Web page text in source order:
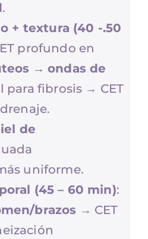
.
+ textura (40 -.50
profundo en
→ondas de
para fibrosis → CET
de
uniforme.
(45 – 60 min):
brazos → CET